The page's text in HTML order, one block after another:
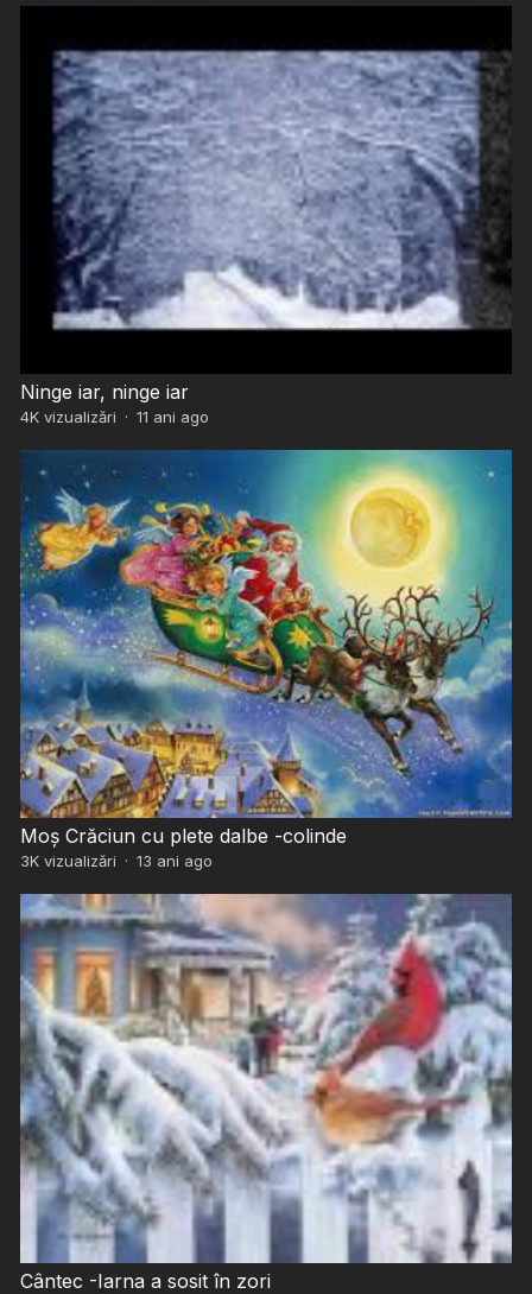
Ninge iar, ninge iar
4Kvizualizări · 11 ani ago
Moș Crăciun cu plete dalbe -colinde
3Kvizualizări · 13 ani ago
Cântec -Iarna a sosit în zori